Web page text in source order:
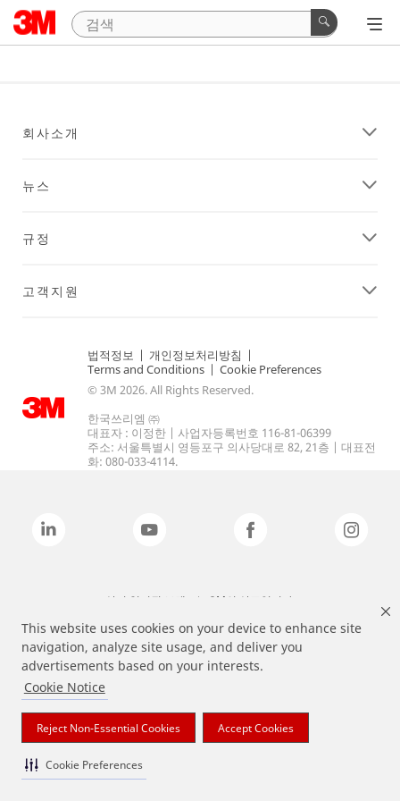
This website uses cookies on your device to enhance site
navigation, analyze site usage, and deliver you
advertisements based on your interests.
Cookie Notice
Reject Non-Essential Cookies Accept Cookies
Cookie Preferences
회사소개
뉴스
규정
고객지원
법적정보 | 개인정보처리방침 |
Terms and Conditions | Cookie Preferences
© 3M 2026. All Rights Reserved.
한국쓰리엠 ㈜
대표자 : 이정한 | 사업자등록번호 116-81-06399
주소: 서울특별시 영등포구 의사당대로 82, 21층 | 대표전
화: 080-033-4114.
상기 열거된 브랜드는 3M의 상표입니다.